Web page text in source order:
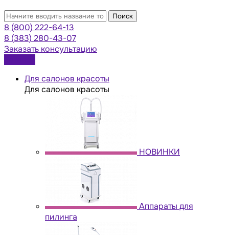
Поиск
8 (800) 222-64-13
8 (383) 280-43-07
Заказать консультацию
Для салонов красоты
Для салонов красоты
НОВИНКИ
Аппараты для
пилинга